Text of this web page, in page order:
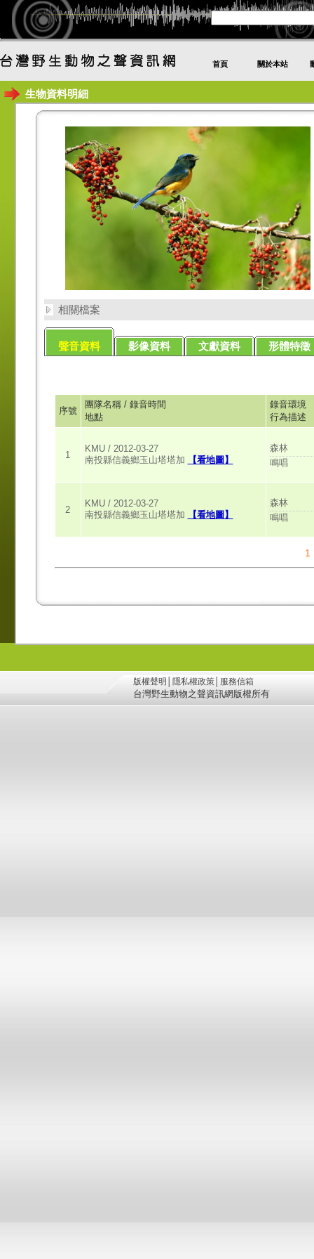
首頁 關於本站
生物資料明細
相關檔案
聲音資料 影像資料 文獻資料 形體特徵
序號
團隊名稱 / 錄音時間
地點
錄音環境
行為描述
1
KMU / 2012-03-27
南投縣信義鄉玉山塔塔加
【看地圖】
森林
鳴唱
2
KMU / 2012-03-27
南投縣信義鄉玉山塔塔加
【看地圖】
森林
鳴唱
1
版權聲明 隱私權政策 服務信箱
台灣野生動物之聲資訊網版權所有